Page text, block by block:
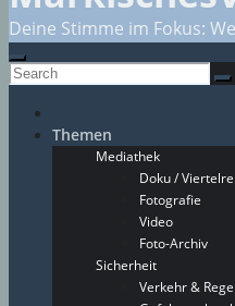
Deine Stimme im Fokus:
Themen
Mediathek
Doku /
Fotografie
Video
Foto-Archiv
Sicherheit
Verkehr &